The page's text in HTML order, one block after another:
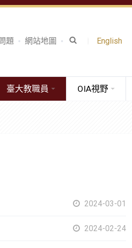
題 網站地圖 English
臺大教職員 OIA視野
2024-03-01
2024-02-24